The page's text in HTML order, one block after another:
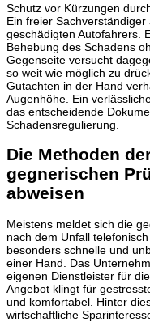
Schutz vor Kürzungen
Ein freier
geschädigten Autofahrers.
Behebung des Schadens
Gegenseite versucht
so weit wie möglich zu
Gutachten in der Hand
Augenhöhe. Ein
das entscheidende
Schadensregulierung.
Die Methoden
gegnerischen
abweisen
Meistens meldet sich die
nach dem Unfall
besonders schnelle und
einer Hand. Das
eigenen Dienstleister für
Angebot klingt für
und komfortabel. Hinter
wirtschaftliche